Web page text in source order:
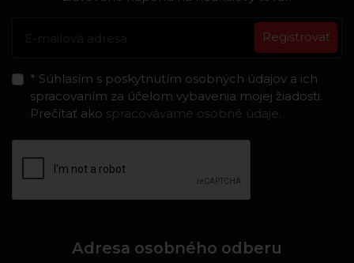
Registrovať
* Súhlasím s poskytnutím osobných údajov a ich
spracovaním za účelom vybavenia mojej žiadosti.
Prečítať ako spracovávame osobné údaje.
Adresa osobného odberu